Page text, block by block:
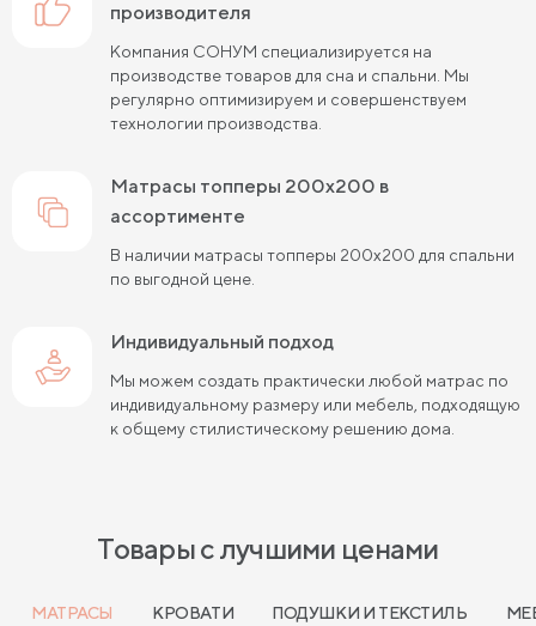
производителя
Компания СОНУМ специализируется на
производстве товаров для сна и спальни. Мы
регулярно оптимизируем и совершенствуем
технологии производства.
матрасы топперы 200х200 в
ассортименте
В наличии матрасы топперы 200х200 для спальни
по выгодной цене.
Индивидуальный подход
Мы можем создать практически любой матрас по
индивидуальному размеру или мебель, подходящую
к общему стилистическому решению дома.
Товары с лучшими ценами
МАТРАСЫ КРОВАТИ ПОДУШКИ И ТЕКСТИЛЬ